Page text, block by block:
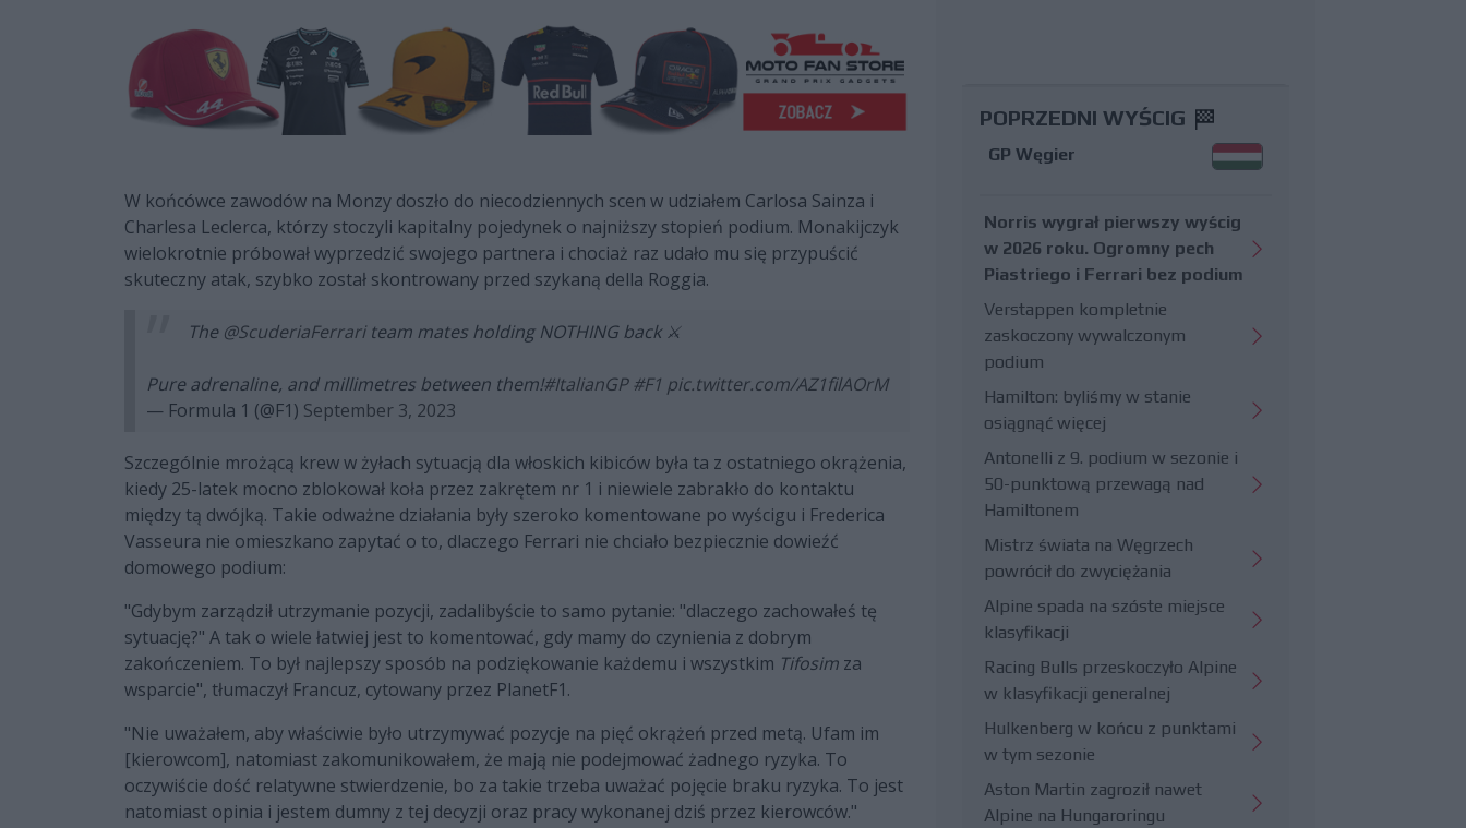
W końcówce zawodów na Monzy doszło do niecodziennych scen w udziałem Carlosa Sainza i
Charlesa Leclerca, którzy stoczyli kapitalny pojedynek o najniższy stopień podium. Monakijczyk
wielokrotnie próbował wyprzedzić swojego partnera i chociaż raz udało mu się przypuścić
skuteczny atak, szybko został skontrowany przed szykaną della Roggia.
The @ScuderiaFerrariteam mates holding NOTHING back ⚔️
Pure adrenaline, and millimetres between them!#ItalianGP #F1 pic.twitter.com/AZ1filAOrM
— Formula 1 (@F1) September 3, 2023
Szczególnie mrożącą krew w żyłach sytuacją dla włoskich kibiców była ta z ostatniego okrążenia,
kiedy 25-latek mocno zblokował koła przez zakrętem nr 1 i niewiele zabrakło do kontaktu
między tą dwójką. Takie odważne działania były szeroko komentowane po wyścigu i Frederica
Vasseura nie omieszkano zapytać o to, dlaczego Ferrari nie chciało bezpiecznie dowieźć
domowego podium:
"Gdybym zarządził utrzymanie pozycji, zadalibyście to samo pytanie: "dlaczego zachowałeś tę
sytuację?" A tak o wiele łatwiej jest to komentować, gdy mamy do czynienia z dobrym
zakończeniem. To był najlepszy sposób na podziękowanie każdemu i wszystkim Tifosim za
wsparcie", tłumaczył Francuz, cytowany przez PlanetF1.
"Nie uważałem, aby właściwie było utrzymywać pozycje na pięć okrążeń przed metą. Ufam im
[kierowcom], natomiast zakomunikowałem, że mają nie podejmować żadnego ryzyka. To
oczywiście dość relatywne stwierdzenie, bo za takie trzeba uważać pojęcie braku ryzyka. To jest
natomiast opinia i jestem dumny z tej decyzji oraz pracy wykonanej dziś przez kierowców."
POPRZEDNI WYŚCIG
GP Węgier
Norris wygrał pierwszy wyścig
w 2026 roku. Ogromny pech
Piastriego i Ferrari bez podium
Verstappen kompletnie
zaskoczony wywalczonym
podium
Hamilton: byliśmy w stanie
osiągnąć więcej
Antonelli z 9. podium w sezonie i
50-punktową przewagą nad
Hamiltonem
Mistrz świata na Węgrzech
powrócił do zwyciężania
Alpine spada na szóste miejsce
klasyfikacji
Racing Bulls przeskoczyło Alpine
w klasyfikacji generalnej
Hulkenberg w końcu z punktami
w tym sezonie
Aston Martin zagroził nawet
Alpine na Hungaroringu